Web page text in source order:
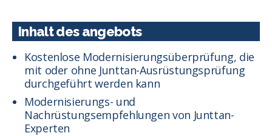
Inhalt des angebots
Kostenlose Modernisierungsüberprüfung, die
mit oder ohne Junttan-Ausrüstungsprüfung
durchgeführt werden kann
Modernisierungs- und
Nachrüstungsempfehlungen von Junttan-
Experten